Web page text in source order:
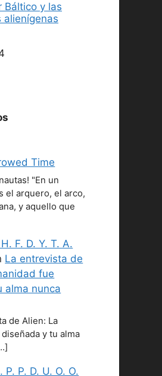
Báltico y las
Time
"En un
el arquero, el arco,
y aquello que
F. D. Y. T. A.
La entrevista de
fue
alma nunca
de Alien: La
y tu alma
P. P. D. U. O. O.